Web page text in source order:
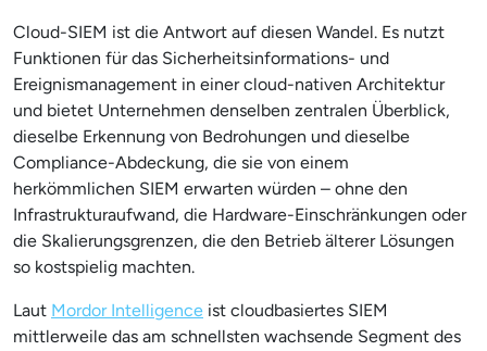
Cloud-SIEM ist die Antwort auf diesen Wandel. Es nutzt
Funktionen für das Sicherheitsinformations- und
Ereignismanagement in einer cloud-nativen Architektur
und bietet Unternehmen denselben zentralen Überblick,
dieselbe Erkennung von Bedrohungen und dieselbe
Compliance-Abdeckung, die sie von einem
herkömmlichen SIEM erwarten würden – ohne den
Infrastrukturaufwand, die Hardware-Einschränkungen oder
die Skalierungsgrenzen, die den Betrieb älterer Lösungen
so kostspielig machten.
Laut Mordor Intelligence ist cloudbasiertes SIEM
mittlerweile das am schnellsten wachsende Segment des